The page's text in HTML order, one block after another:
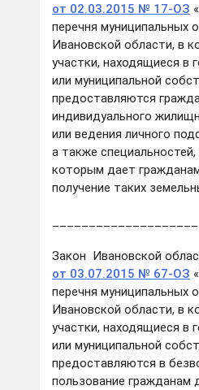
от 02.03.2015 № 17-ОЗ
перечня муниципальных
Ивановской области, в
участки, находящиеся в
или муниципальной
предоставляются
индивидуального
или ведения личного
а также
которым дает
получение таких
Закон Ивановской
от 03.07.2015 № 67-ОЗ
перечня муниципальных
Ивановской области, в
участки, находящиеся в
или муниципальной
предоставляются в
пользование гражданам